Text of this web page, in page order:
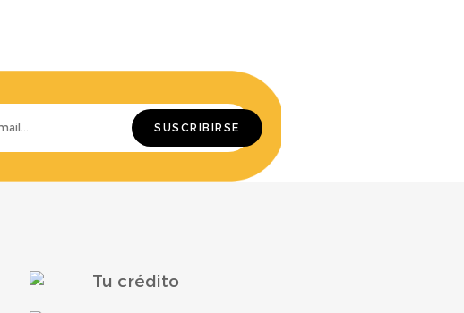
Tu crédito